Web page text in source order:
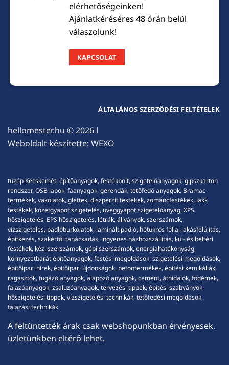
elérhetőségeinken!
Ajánlatkéréséres 48 órán belül
válaszolunk!
KAPCSOLAT
hellomester.hu © 2026 l
Weboldalt készítette: WEXO
ÁLTALÁNOS SZERZŐDÉSI FELTÉTELEK
tüzép Kecskemét, építőanyagok, festékbolt, szigetelőanyagok, gipszkarton
rendszer, OSB lapok, faanyagok, gerendák, tetőfedő anyagok, Bramac
termékek, vakolatok, glettek, diszperzit festékek, zománcfestékek, lakk
festékek, kőzetgyapot szigetelés, üveggyapot szigetelőanyag, XPS
hőszigetelés, EPS hőszigetelés, létrák, állványok, szerszámok,
vízszigetelés, padlóburkolatok, laminált padló, hőtükrös fólia, lakásfelújítás,
építkezés, szakértői tanácsadás, ingyenes házhozszállítás, kül- és beltéri
festékek, kézi szerszámok, gépi szerszámok, energiahatékonyság,
környezetbarát építőanyagok, festési megoldások, szigetelési megoldások,
építőipari hírek, építőipari újdonságok, betontermékek, építési kemikáliák,
ragasztók, fugázó anyagok, alapozó anyagok, cement, áthidalók, födémek,
falazóanyagok, zsaluzóanyagok, tervezési tippek, építési szabványok,
hőszigetelési tippek, vízszigetelési technikák, tetőfedési megoldások,
falazási technikák
A feltüntették árak csak webshopunkban érvényesek,
üzletünkben eltérő lehet.